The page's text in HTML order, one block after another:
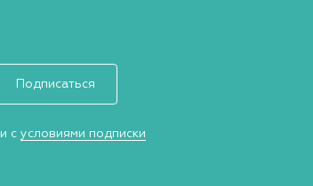
Подписаться
и с условиями подписки